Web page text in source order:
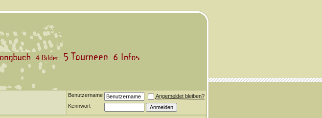
Benutzername
Angemeldet bleiben?
Kennwort